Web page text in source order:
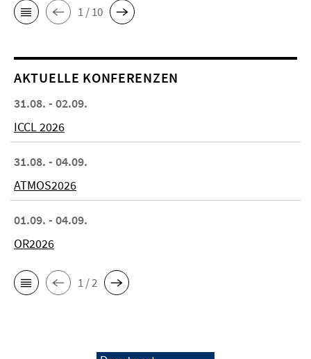
1 / 10
AKTUELLE KONFERENZEN
31.08. - 02.09.
ICCL 2026
31.08. - 04.09.
ATMOS2026
01.09. - 04.09.
OR2026
1 / 2